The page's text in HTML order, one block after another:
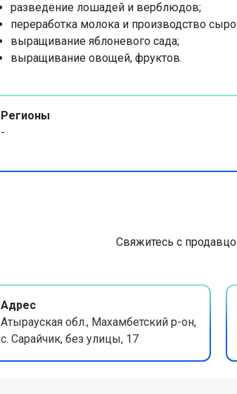
разведение лошадей и верблюдов;
переработка молока и производство
выращивание яблоневого сада;
выращивание овощей, фруктов.
Регионы
-
Свяжитесь с
Адрес
Атырауская обл., Махамбетский р-он,
с. Сарайчик, без улицы, 17